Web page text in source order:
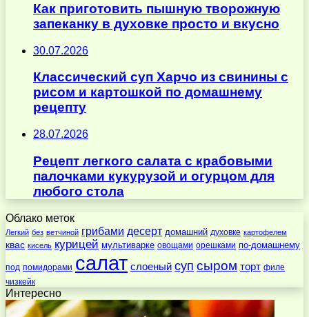
Как приготовить пышную творожную
запеканку в духовке просто и вкусно
30.07.2026
Классический суп Харчо из свинины с
рисом и картошкой по домашнему
рецепту
28.07.2026
Рецепт легкого салата с крабовыми
палочками кукурузой и огурцом для
любого стола
Облако меток
Легкий без ветчиной грибами десерт домашний духовке картофелем
квас кисель курицей мультиварке овощами орешками по-домашнему
под помидорами салат слоеный суп сыром торт филе
чизкейк
Интересно